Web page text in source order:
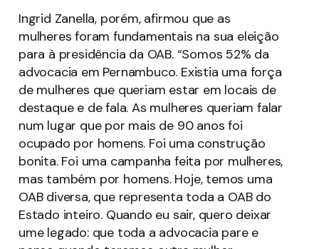
Ingrid Zanella, porém, afirmou que as
mulheres foram fundamentais na sua eleição
para à presidência da OAB. “Somos 52% da
advocacia em Pernambuco. Existia uma força
de mulheres que queriam estar em locais de
destaque e de fala. As mulheres queriam falar
num lugar que por mais de 90 anos foi
ocupado por homens. Foi uma construção
bonita. Foi uma campanha feita por mulheres,
mas também por homens. Hoje, temos uma
OAB diversa, que representa toda a OAB do
Estado inteiro. Quando eu sair, quero deixar
ume legado: que toda a advocacia pare e